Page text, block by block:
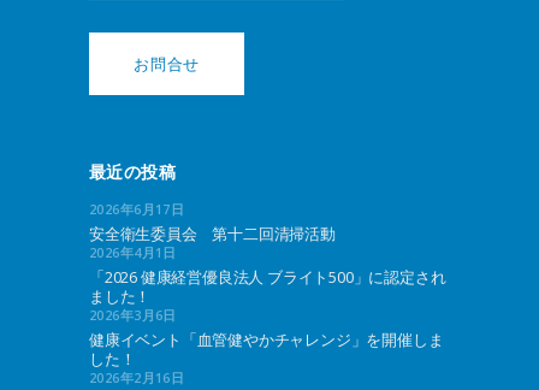
お問合せ
最近の投稿
2026年6月17日
安全衛生委員会 第十二回清掃活動
2026年4月1日
「2026 健康経営優良法人 ブライト500」に認定され
ました！
2026年3月6日
健康イベント「血管健やかチャレンジ」を開催しま
した！
2026年2月16日